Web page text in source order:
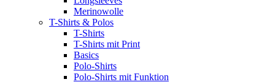
Merinowolle
T-Shirts & Polos
T-Shirts
T-Shirts mit Print
Basics
Polo-Shirts
Polo-Shirts mit Funktion